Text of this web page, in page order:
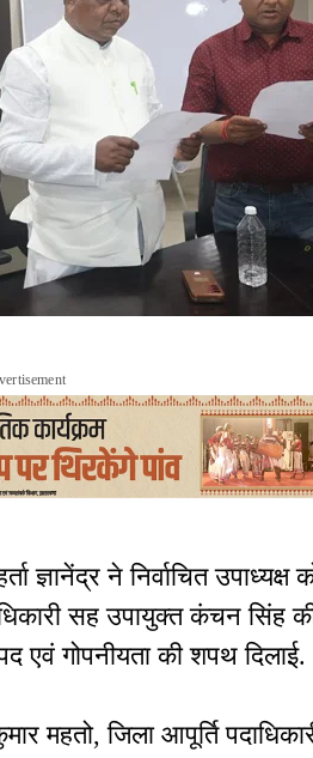
ज्ञानेंद्र ने निर्वाचित उपाध्यक्ष
सह उपायुक्त कंचन सिंह
एवं गोपनीयता की शपथ दिलाई.
महतो, जिला आपूर्ति